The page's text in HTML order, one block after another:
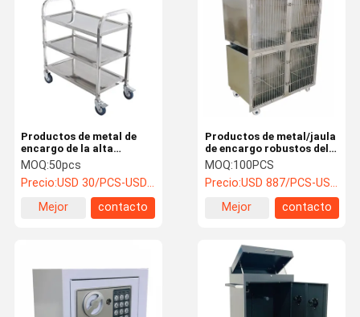
Productos de metal de
encargo de la alta
durabilidad, carretilla
médica del hospital del
acero inoxidable
MOQ:50pcs
Precio:USD 30/PCS-USD 40/PCS
Mejor
contacto
Productos de metal/jaula
de encargo robustos del
perro del acero inoxidable
con 4 ruedas del echador
MOQ:100PCS
Precio:USD 887/PCS-USD 1050/PCS
Mejor
contacto